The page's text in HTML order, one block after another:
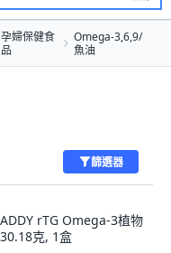
孕婦保健食
品
Omega-3,6,9/
魚油
篩選器
rTG Omega-3植物
克, 1盒